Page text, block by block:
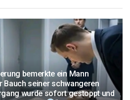
bemerkte ein Mann
Bauch seiner schwangeren
wurde sofort gestoppt und